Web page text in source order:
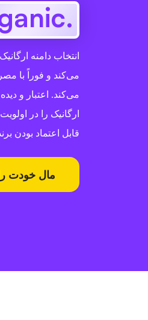
.organic
انتخاب دامنه
می‌کند و فوراً با
می‌کند. اعتبار و
ارگانیک را در
قابل اعتماد بودن
مال خودت